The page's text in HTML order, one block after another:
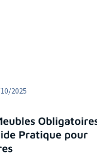
10/2025
Pratique pour